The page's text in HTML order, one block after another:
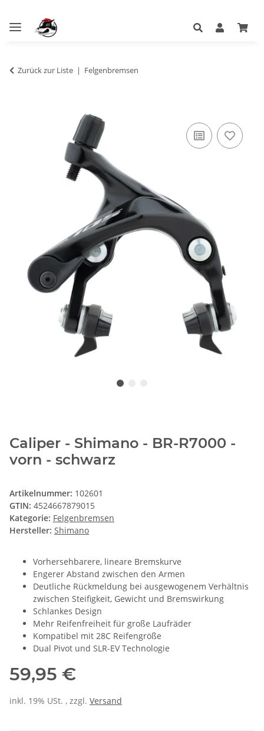
Zurück zur Liste Felgenbremsen
Caliper - Shimano - BR-R7000 -
vorn - schwarz
Artikelnummer: 102601
GTIN: 4524667879015
Kategorie: Felgenbremsen
Hersteller: Shimano
Vorhersehbarere, lineare Bremskurve
Engerer Abstand zwischen den Armen
Deutliche Rückmeldung bei ausgewogenem Verhältnis
zwischen Steifigkeit, Gewicht und Bremswirkung
Schlankes Design
Mehr Reifenfreiheit für große Laufräder
Kompatibel mit 28C Reifengröße
Dual Pivot und SLR-EV Technologie
59,95 €
inkl. 19% USt. , zzgl. Versand